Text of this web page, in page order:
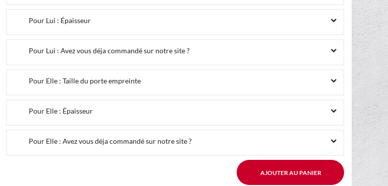
Pour Lui : Épaisseur
Pour Lui : Avez vous déja commandé sur notre site ?
Pour Elle : Taille du porte empreinte
Pour Elle : Épaisseur
Pour Elle : Avez vous déja commandé sur notre site ?
AJOUTER AU PANIER